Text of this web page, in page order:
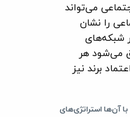
می‌تواند
را نشان‌
شبکه‌های
می‌شود هر
برند نیز
آن‌ها استراتژی‌های